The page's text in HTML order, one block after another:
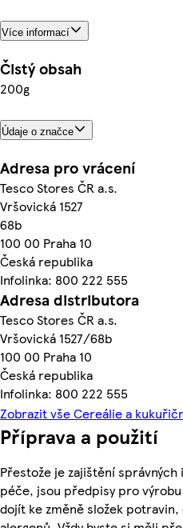
Více informací
Čistý obsah
200g
Údaje o značce
Adresa pro vrácení
Tesco Stores ČR a.s.
Vršovická 1527
68b
100 00 Praha 10
Česká republika
Infolinka: 800 222 555
Adresa distributora
Tesco Stores ČR a.s.
Vršovická 1527/68b
100 00 Praha 10
Česká republika
Infolinka: 800 222 555
Zobrazit vše Cereálie a
Příprava a použití
Přestože je zajištění
péče, jsou předpisy pro
dojít ke změně složek